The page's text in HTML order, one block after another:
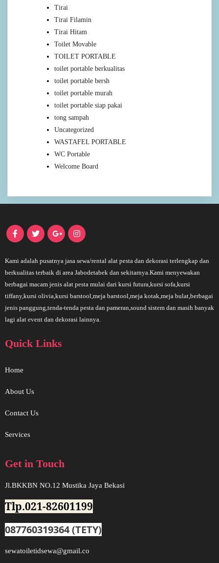
Tirai
Tirai Filamin
Tirai Hitam
Toilet Movable
TOILET PORTABLE
toilet portable berkualitas
toilet portable bersh
toilet portable murah
toilet portable siap pakai
tong sampah
Uncategorized
WASTAFEL PORTABLE
WC Portable
Welcome Board
Kami adalah pusatnya jasa sewa/rental alat pesta dan dekorasi terlengkap dan
berkualitas terbaik di area Jabodetabek dan sekitarnya.Kami menyewakan
berbagai macam jenis alat pesta mulai dari kursi futura,kursi sofa,kursi
tiffany,kursi olivia,kursi barstool,meja barstool,meja kotak,meja bulat,berbagai
jenis panggung,tenda-tenda pesta dan pameran,sound sistem dan masih banyak
lagi alat event dan dekorasi lainnya.
Quick Links
Home
About Us
Contact Us
Services
Get in Touch
Jl.BKKBN NO.12 Mustika Jaya Bekasi
Tlp.021-82601199
087760319364 (TETY)
sewatoiletidsewa@gmail.co